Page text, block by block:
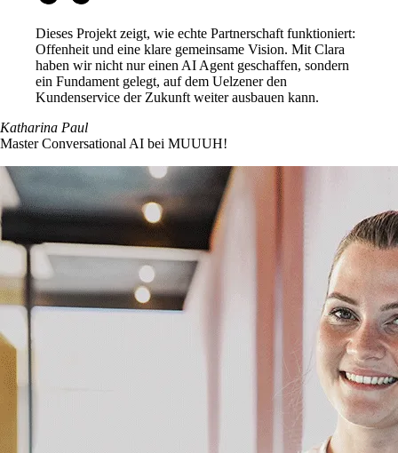
Dieses Projekt zeigt, wie echte Partnerschaft funktioniert:
Offenheit und eine klare gemeinsame Vision. Mit Clara
haben wir nicht nur einen AI Agent geschaffen, sondern
ein Fundament gelegt, auf dem Uelzener den
Kundenservice der Zukunft weiter ausbauen kann.
Katharina Paul
Master Conversational AI bei MUUUH!